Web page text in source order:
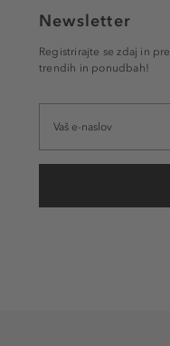
Newsletter
Registrirajte se zdaj in
trendih in ponudbah!